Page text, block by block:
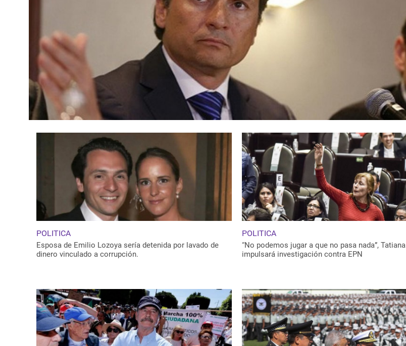
POLITICA
Esposa de Emilio Lozoya sería detenida por lavado de
dinero vinculado a corrupción.
POLITICA
“No podemos jugar a que no pasa nada”, Tatiana
impulsará investigación contra EPN